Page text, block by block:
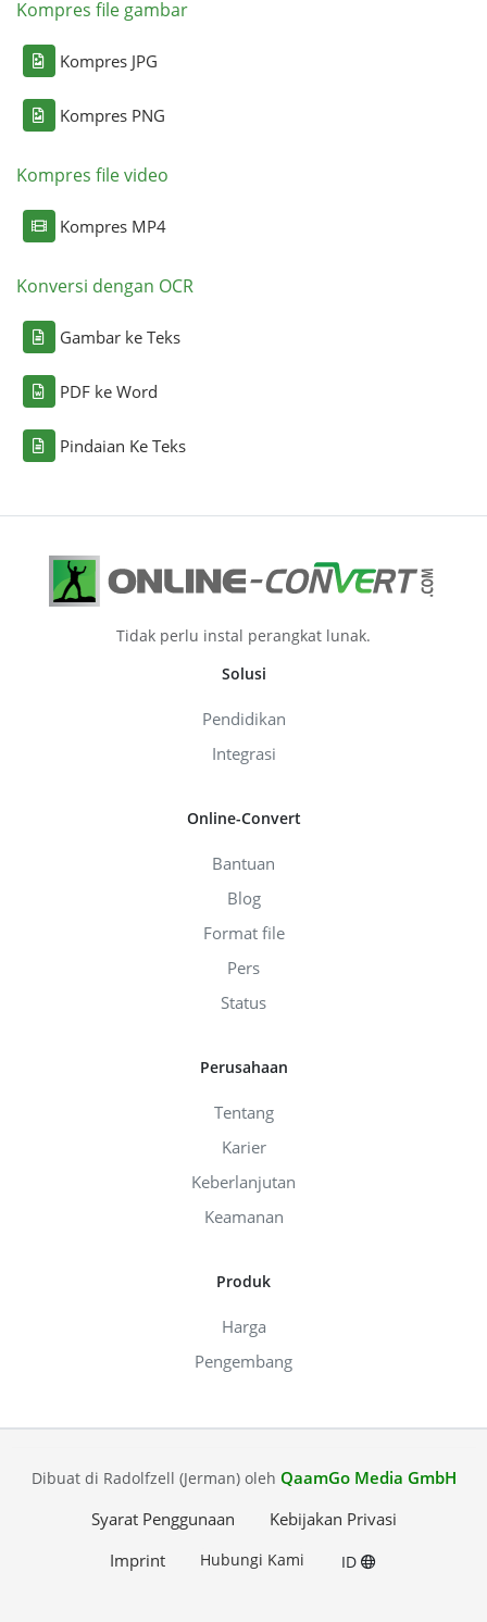
Kompres file gambar
Kompres JPG
Kompres PNG
Kompres file video
Kompres MP4
Konversi dengan OCR
Gambar ke Teks
PDF ke Word
Pindaian Ke Teks
Tidak perlu instal perangkat lunak.
Solusi
Pendidikan
Integrasi
Online-Convert
Bantuan
Blog
Format file
Pers
Status
Perusahaan
Tentang
Karier
Keberlanjutan
Keamanan
Produk
Harga
Pengembang
Dibuat di Radolfzell (Jerman) oleh QaamGo Media GmbH
Syarat Penggunaan
Kebijakan Privasi
Imprint
Hubungi Kami ID